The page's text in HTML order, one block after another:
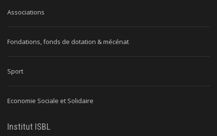
Associations
Fondations, fonds de dotation & mécénat
Sport
Economie Sociale et Solidaire
Institut ISBL